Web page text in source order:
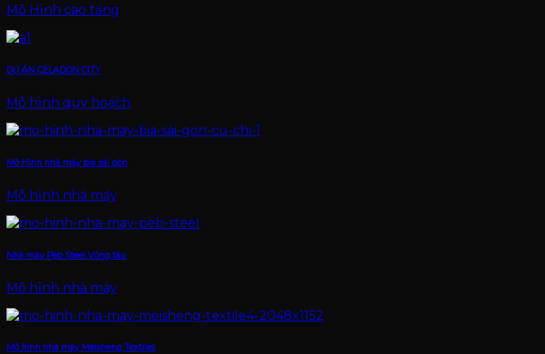
Mô Hình cao tầng
DỰ ÁN CELADON CITY
Mô hình quy hoạch
Mô Hình nhà máy bia sài gòn
Mô hình nhà máy
Nhà máy Peb Steel Vũng tàu
Mô hình nhà máy
Mô hình nhà máy Meisheng Textiles